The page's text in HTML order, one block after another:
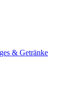
& Getränke